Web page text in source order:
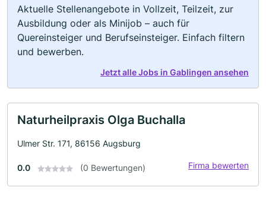
Aktuelle Stellenangebote in Vollzeit, Teilzeit, zur
Ausbildung oder als Minijob – auch für
Quereinsteiger und Berufseinsteiger. Einfach filtern
und bewerben.
Jetzt alle Jobs in Gablingen ansehen
Naturheilpraxis Olga Buchalla
Ulmer Str. 171, 86156 Augsburg
0.0 (0 Bewertungen) Firma bewerten